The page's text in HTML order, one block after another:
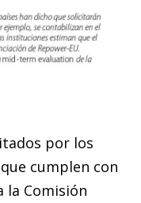
por los
cumplen con
la Comisión